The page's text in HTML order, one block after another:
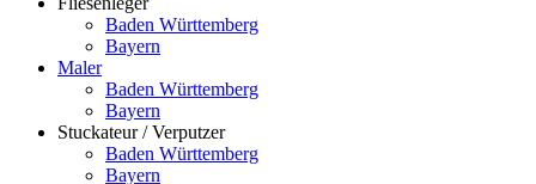
Baden Württemberg
Bayern
Maler
Baden Württemberg
Bayern
Stuckateur / Verputzer
Baden Württemberg
Bayern